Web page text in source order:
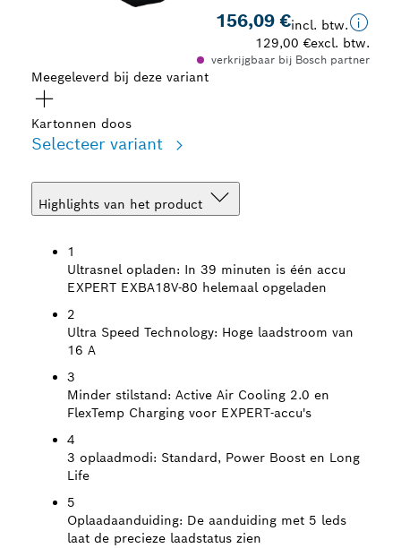
156,09 €incl. btw.
129,00 €excl. btw.
verkrijgbaar bij Bosch partner
Meegeleverd bij deze variant
Kartonnen doos
Selecteer variant
Highlights van het product
1
Ultrasnel opladen: In 39 minuten is één accu
EXPERT EXBA18V-80 helemaal opgeladen
2
Ultra Speed Technology: Hoge laadstroom van
16 A
3
Minder stilstand: Active Air Cooling 2.0 en
FlexTemp Charging voor EXPERT-accu's
4
3 oplaadmodi: Standard, Power Boost en Long
Life
5
Oplaadaanduiding: De aanduiding met 5 leds
laat de precieze laadstatus zien